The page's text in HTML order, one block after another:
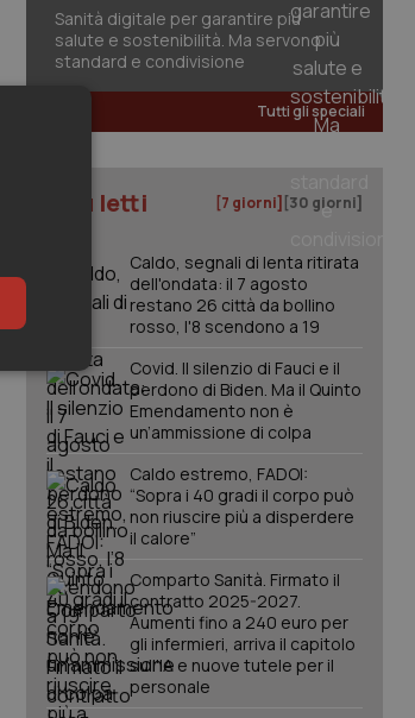
Sanità digitale per garantire più
salute e sostenibilità. Ma servono
standard e condivisione
Tutti gli speciali
I più letti [7 giorni] [30 giorni]
Caldo, segnali di lenta ritirata
dell'ondata: il 7 agosto
restano 26 città da bollino
rosso, l'8 scendono a 19
Covid. Il silenzio di Fauci e il
perdono di Biden. Ma il Quinto
Emendamento non è
un’ammissione di colpa
Caldo estremo, FADOI:
“Sopra i 40 gradi il corpo può
non riuscire più a disperdere
il calore”
Comparto Sanità. Firmato il
contratto 2025-2027.
Aumenti fino a 240 euro per
gli infermieri, arriva il capitolo
sull'IA e nuove tutele per il
personale